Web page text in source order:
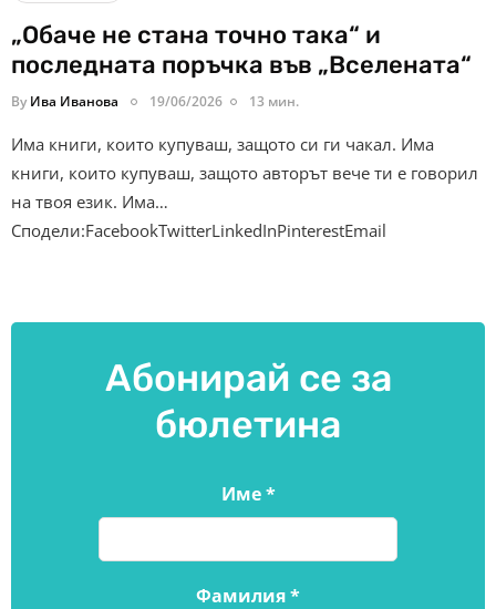
„Обаче не стана точно така“ и
последната поръчка във „Вселената“
By Ива Иванова 19/06/2026 13 мин.
Има книги, които купуваш, защото си ги чакал. Има
книги, които купуваш, защото авторът вече ти е говорил
на твоя език. Има…
Сподели:FacebookTwitterLinkedInPinterestEmail
Абонирай се за
бюлетина
Име*
Фамилия*